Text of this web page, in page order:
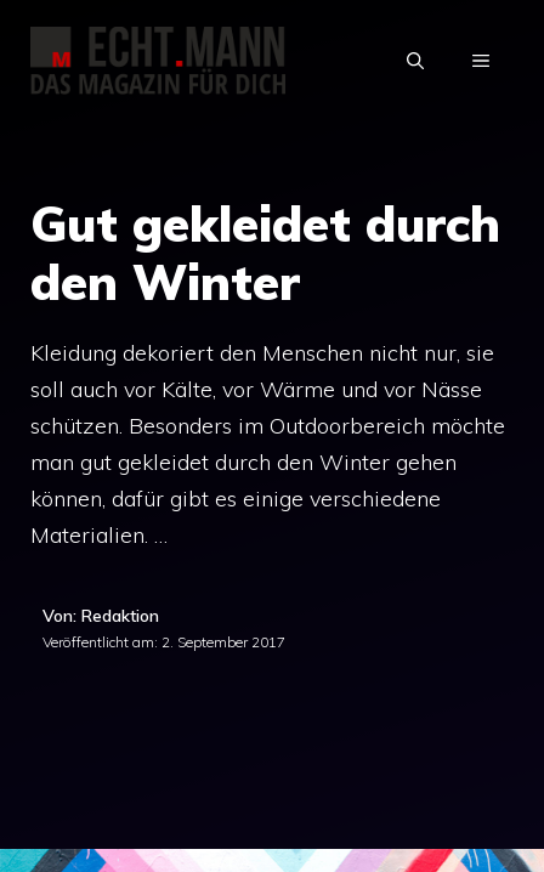
Inhalt
springen
MENÜ
Gut gekleidet durch
den Winter
Kleidung dekoriert den Menschen nicht nur, sie
soll auch vor Kälte, vor Wärme und vor Nässe
schützen. Besonders im Outdoorbereich möchte
man gut gekleidet durch den Winter gehen
können, dafür gibt es einige verschiedene
Materialien. …
Von: Redaktion
Veröffentlicht am: 2. September 2017